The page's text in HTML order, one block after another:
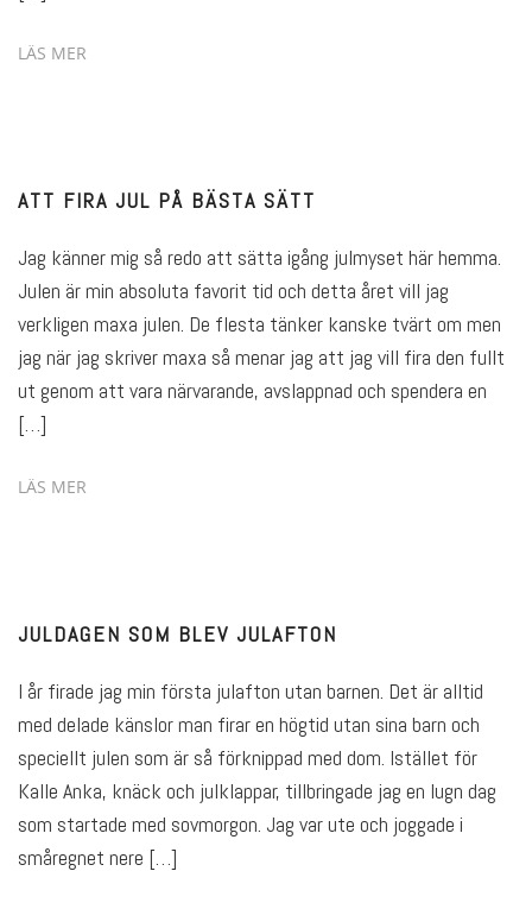
LÄS MER
ATT FIRA JUL PÅ BÄSTA SÄTT
Jag känner mig så redo att sätta igång julmyset här hemma.
Julen är min absoluta favorit tid och detta året vill jag
verkligen maxa julen. De flesta tänker kanske tvärt om men
jag när jag skriver maxa så menar jag att jag vill fira den fullt
ut genom att vara närvarande, avslappnad och spendera en
[…]
LÄS MER
JULDAGEN SOM BLEV JULAFTON
I år firade jag min första julafton utan barnen. Det är alltid
med delade känslor man firar en högtid utan sina barn och
speciellt julen som är så förknippad med dom. Istället för
Kalle Anka, knäck och julklappar, tillbringade jag en lugn dag
som startade med sovmorgon. Jag var ute och joggade i
småregnet nere […]